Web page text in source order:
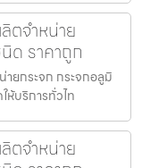
ตจำหน่าย
ด ราคาถูก
ายกระจก กระจกอลูมิ
ห้บริการทั่วไท
ตจำหน่าย